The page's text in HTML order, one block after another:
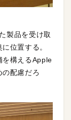
製品を受け取
位置する。
を構えるApple
配慮だろ